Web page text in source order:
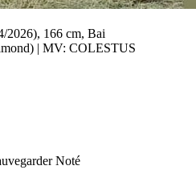
2026), 166 cm, Bai
| MV: COLESTUS
Noté